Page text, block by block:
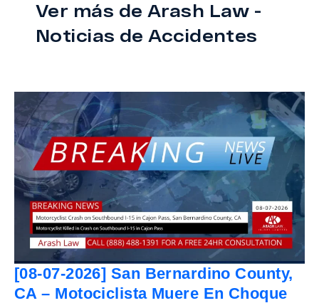
Ver más de Arash Law -
Noticias de Accidentes
[08-07-2026] San Bernardino County,
CA – Motociclista Muere En Choque